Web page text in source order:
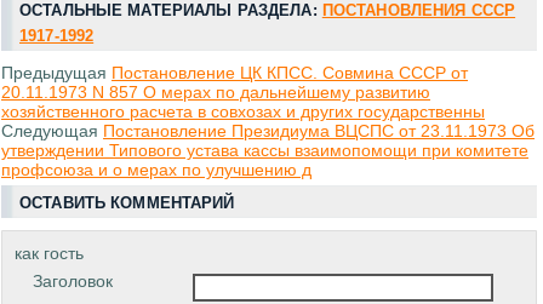
ОСТАЛЬНЫЕ МАТЕРИАЛЫ РАЗДЕЛА: ПОСТАНОВЛЕНИЯ СССР
1917-1992
Предыдущая Постановление ЦК КПСС. Совмина СССР от
20.11.1973 N 857 О мерах по дальнейшему развитию
хозяйственного расчета в совхозах и других государственны
Следующая Постановление Президиума ВЦСПС от 23.11.1973 Об
утверждении Типового устава кассы взаимопомощи при комитете
профсоюза и о мерах по улучшению д
ОСТАВИТЬ КОММЕНТАРИЙ
как гость
Заголовок